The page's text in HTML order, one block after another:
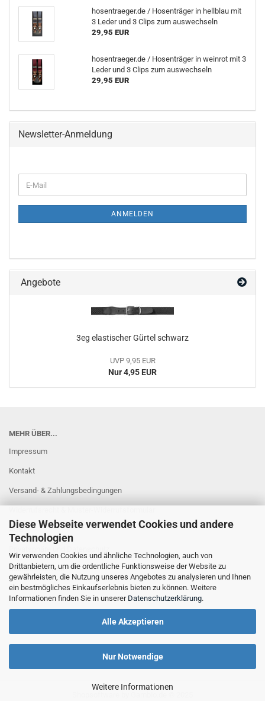
Diese Webseite verwendet Cookies und andere
Technologien
Wir verwenden Cookies und ähnliche Technologien, auch von
Drittanbietern, um die ordentliche Funktionsweise der Website zu
gewährleisten, die Nutzung unseres Angebotes zu analysieren und Ihnen
ein bestmögliches Einkaufserlebnis bieten zu können. Weitere
Informationen finden Sie in unserer Datenschutzerklärung.
Alle Akzeptieren
Nur Notwendige
Weitere Informationen
hosentraeger.de / Hosenträger in hellblau mit
3 Leder und 3 Clips zum auswechseln
29,95 EUR
hosentraeger.de / Hosenträger in weinrot mit 3
Leder und 3 Clips zum auswechseln
29,95 EUR
Newsletter-Anmeldung
ZUR
E-
Mail
ANMELDEN
Angebote
3eg elastischer Gürtel schwarz
UVP 9,95 EUR
Nur 4,95 EUR
MEHR ÜBER...
Impressum
Kontakt
Versand- & Zahlungsbedingungen
AGB
Callback Service
Cookie Einstellungen